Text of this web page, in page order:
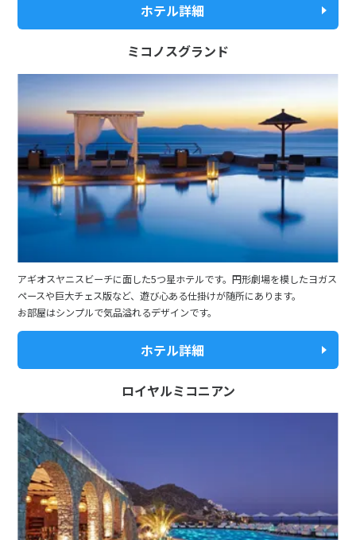
ホテル詳細
ミコノスグランド
アギオスヤニスビーチに面した5つ星ホテルです。円形劇場を模したヨガス
ペースや巨大チェス版など、遊び心ある仕掛けが随所にあります。
お部屋はシンプルで気品溢れるデザインです。
ホテル詳細
ロイヤルミコニアン